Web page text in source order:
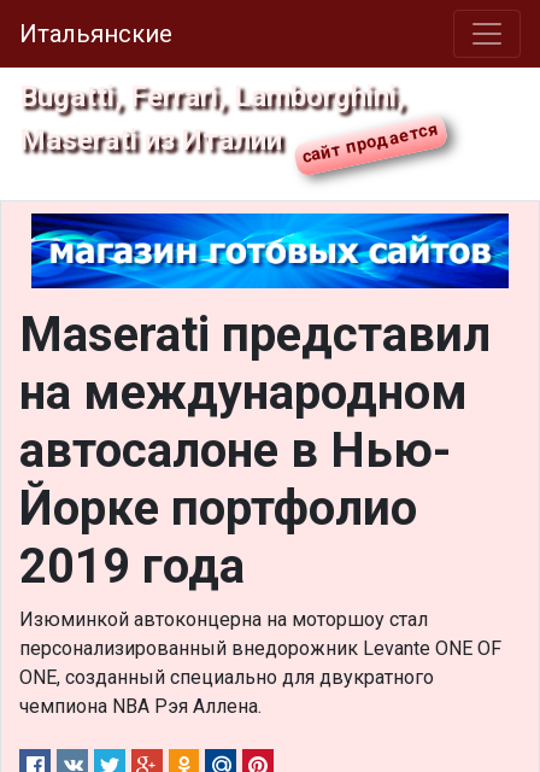
Итальянские
Bugatti, Ferrari, Lamborghini,
Maserati из Италии
Maserati представил
на международном
автосалоне в Нью-
Йорке портфолио
2019 года
Изюминкой автоконцерна на моторшоу стал
персонализированный внедорожник Levante ONE OF
ONE, созданный специально для двукратного
чемпиона NBA Рэя Аллена.